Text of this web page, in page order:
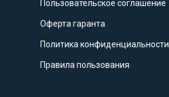
Пользовательское соглашение
Оферта гаранта
Политика конфиденциальности
Правила пользования